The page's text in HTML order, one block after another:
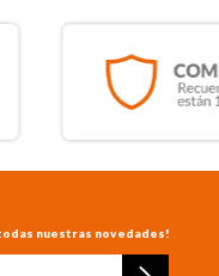
nuestras novedades!